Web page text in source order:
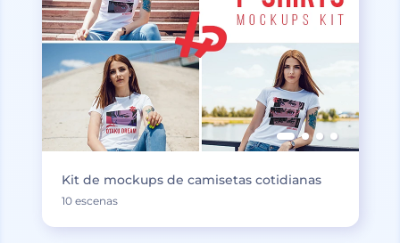
Kit de mockups de camisetas cotidianas
10 escenas